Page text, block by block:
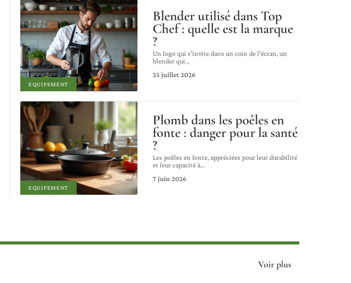
EQUIPEMENT
Blender utilisé dans Top
Chef : quelle est la marque
?
Un logo qui s'invite dans un coin de l'écran, un
blender qui…
25 juillet 2026
EQUIPEMENT
Plomb dans les poêles en
fonte : danger pour la santé
?
Les poêles en fonte, appréciées pour leur durabilité
et leur capacité à…
7 juin 2026
Voir plus